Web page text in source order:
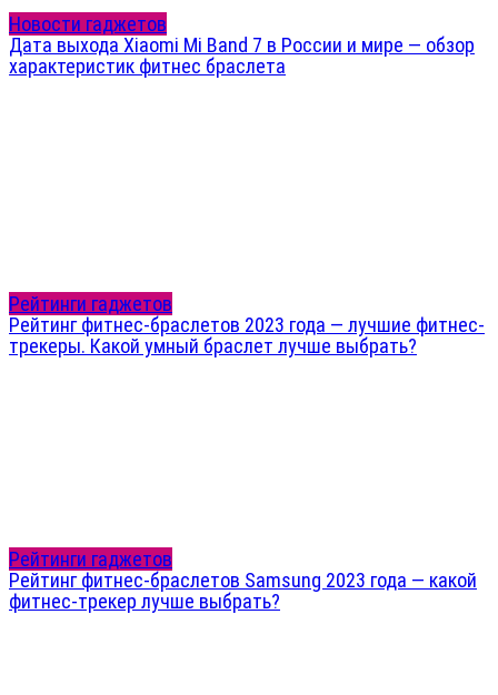
Новости гаджетов
Дата выхода Xiaomi Mi Band 7 в России и мире — обзор
характеристик фитнес браслета
Рейтинги гаджетов
Рейтинг фитнес-браслетов 2023 года — лучшие фитнес-
трекеры. Какой умный браслет лучше выбрать?
Рейтинги гаджетов
Рейтинг фитнес-браслетов Samsung 2023 года — какой
фитнес-трекер лучше выбрать?